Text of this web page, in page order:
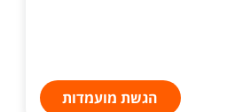
הגשת מועמדות